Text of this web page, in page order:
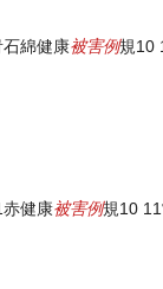
綿健康被害例規10
健康被害例規10